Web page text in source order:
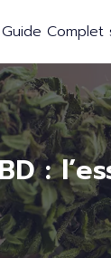
Guide Complet
: